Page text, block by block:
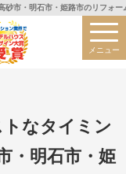
市・明石市・姫路市のリフォ
なタイミン
・明石市・姫
メニュー